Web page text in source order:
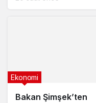
Bakan Şimşek’ten
Ekonomi